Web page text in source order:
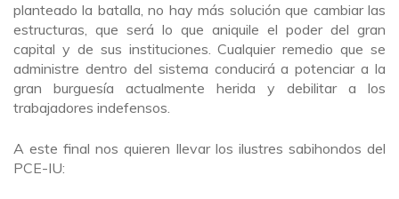
planteado la batalla, no hay más solución que cambiar las
estructuras, que será lo que aniquile el poder del gran
capital y de sus instituciones. Cualquier remedio que se
administre dentro del sistema conducirá a potenciar a la
gran burguesía actualmente herida y debilitar a los
trabajadores indefensos.
A este final nos quieren llevar los ilustres sabihondos del
PCE-IU: